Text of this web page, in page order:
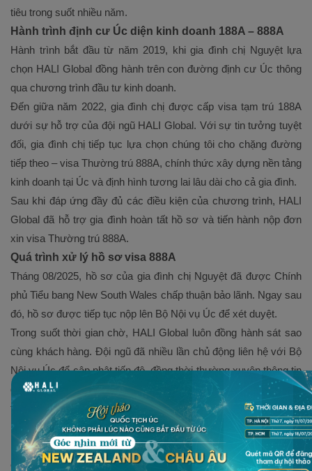
tiêu trong suốt nhiều năm.
Hành trình định cư Úc diện kinh doanh 188A – 888A
Hành trình bắt đầu từ năm 2019, khi gia đình chị Nguyệt lựa
chọn HALI Global đồng hành trên con đường định cư Úc thông
qua chương trình đầu tư kinh doanh.
Đến giữa năm 2022, gia đình chị được cấp visa tạm trú 188A
dưới sự hỗ trợ của đội ngũ HALI Global. Với sự tin tưởng tuyệt
đối, gia đình chị tiếp tục lựa chọn chúng tôi cho chặng đường
tiếp theo – visa Thường trú 888A, chính thức xây dựng nền tảng
kinh doanh tại Úc và định hình tương lai lâu dài cho cả gia đình.
Sau khi đáp ứng đầy đủ các điều kiện của chương trình, HALI
Global đã hỗ trợ gia đình hoàn tất hồ sơ và tiến hành nộp đơn
xin visa Thường trú 888A.
Quá trình xử lý hồ sơ visa 888A
Tháng 08/2025, hồ sơ của gia đình chị Nguyệt đã được Chính
phủ Tiểu bang New South Wales chấp thuận bảo lãnh. Ngay sau
đó, hồ sơ được tiếp tục nộp lên Bộ Nội vụ Úc để xét duyệt.
Trong suốt thời gian chờ, HALI Global luôn đồng hành sát sao
cùng khách hàng. Đội ngũ đã nhiều lần chủ động liên hệ với Bộ
Nội vụ Úc để cập nhật tiến độ, đồng thời thường xuyên thông tin
đến gia đình chị về tình trạng hồ sơ, hỗ trợ rà soát và bổ sung
tài liệu khi cần thiết, đảm bảo hồ sơ luôn ở trạng thái tối ưu nhất.
Kết quả: Visa thường trú 888A chính thức được cấp
Ngày 17/03/2026, visa Thường trú 888A chính thức được cấp
cho gia đình chị Nguyệt. Đây là dấu mốc khép lại một hành trình